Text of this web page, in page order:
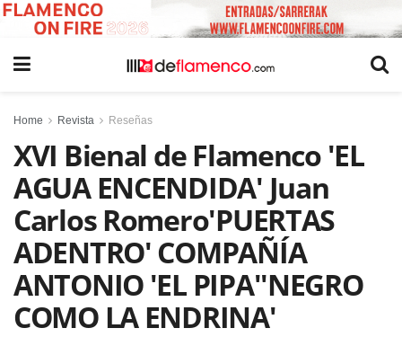
Home Revista Reseñas
XVI Bienal de Flamenco 'EL
AGUA ENCENDIDA' Juan
Carlos Romero'PUERTAS
ADENTRO' COMPAÑÍA
ANTONIO 'EL PIPA''NEGRO
COMO LA ENDRINA'